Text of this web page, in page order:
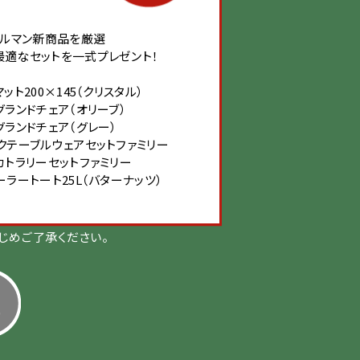
マン新商品を厳選
なセットを一式プレゼント！
ト200×145（クリスタル）
ンドチェア（オリーブ）
ンドチェア（グレー）
ーブルウェアセットファミリー
ラリーセットファミリー
ートート25L（バターナッツ）
ご了承ください。